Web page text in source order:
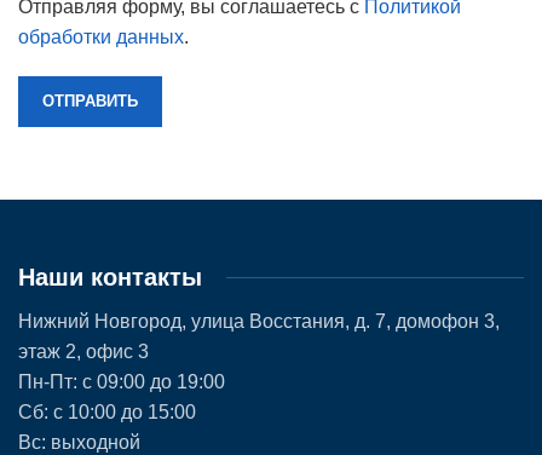
Отправляя форму, вы соглашаетесь с Политикой
обработки данных.
Наши контакты
Нижний Новгород, улица Восстания, д. 7, домофон 3,
этаж 2, офис 3
Пн-Пт: с 09:00 до 19:00
Сб: с 10:00 до 15:00
Вс: выходной